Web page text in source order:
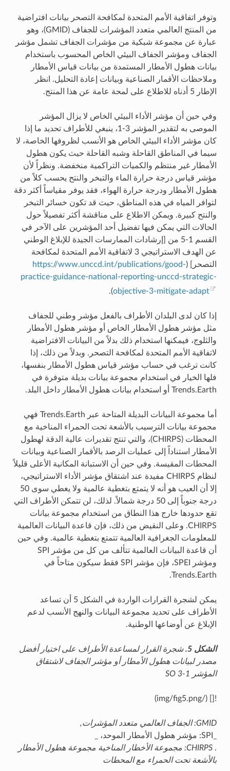
وتوفر اتفاقية الأمم المتحدة لمكافحة التصحر بيانات افتراضية
من المنتج العالمي متعدد المؤشرات للجفاف (GMID)، وهو
عبارة عن مجموعة شبكية من مؤشرات الجفاف تشمل مؤشر
الجفاف ومؤشر الجفاف البيئي الخاص المحسوب باستخدام
بيانات هطول الأمطار المستمدة من بيانات قياس الأمطار
وملاحظات الأقمار الصناعية وبيانات إعادة التحليل. انظر
الإطار 5 أدناه للاطلاع على لمحة عامة عن هذا المنتج.
وفي حين أن مؤشر الأداء البيئي الخاص لا يزال المؤشر
الموصى به لتقدير المؤشر 3-1، ينبغي للأطراف تحديد ما إذا
كان مؤشر الأداء البيئي الخاص هو الأنسب لظروفها الخاصة، لا
سيما في المناطق القاحلة وشبه القاحلة حيث يكون هطول
الأمطار غير منتظم والكميات التراكمية منخفضة. ونظراً لأن
مؤشر قياس درجة حرارة الماء والتبخر والنتح يحسب كلاً من
هطول الأمطار ودرجة حرارة الهواء، فقد يوفر مقياساً أكثر دقة
لتوافر المياه في هذه المناطق، حيث قد تكون خسائر التبخر
والنتح كبيرة. ويمكن الاطلاع على مناقشة أكثر تفصيلاً حول
الحالات التي يمكن فيها تفضيل أحد المؤشرين على الآخر في
القسم 1-5 من [إرشادات الممارسات الجيدة للإبلاغ الوطني
عن الهدف الاستراتيجي 3 لاتفاقية الأمم المتحدة لمكافحة
التصحر] (https://www.unccd.int/publications/good-
practice-guidance-national-reporting-unccd-strategic-
objective-3-mitigate-adapt
).
إذا كان لدى البلدان الأطراف بالفعل مؤشر وطني للجفاف
مثل مؤشر هطول الأمطار الخاص أو مؤشر هطول الأمطار
والثلوج، فيمكنها استخدام ذلك بدلاً من البيانات الافتراضية
لاتفاقية الأمم المتحدة لمكافحة التصحر. وبدلاً من ذلك، إذا
كانت ترغب في حساب مؤشر قياس هطول الأمطار بنفسها،
فلها الخيار في استخدام مجموعة بيانات بديلة متوفرة في
Trends.Earth أو استخدام بيانات هطول الأمطار داخل البلد.
أما مجموعة البيانات البديلة المتاحة عبر Trends.Earth فهي
مجموعة بيانات الترسيب بالأشعة تحت الحمراء المناخية مع
المحطات (CHIRPS)، والتي تنتج تقديرات عالية الدقة لهطول
الأمطار استناداً إلى عمليات الرصد بالأقمار الصناعية وبيانات
المحطات المقيسة. وفي حين أن الاستبانة المكانية الأعلى قليلاً
لنظام CHIRPS مفيدة عند اشتقاق مؤشر الأداء الاستراتيجي،
إلا أن العيب هو أنه لا يتمتع بتغطية عالمية ولا يغطي سوى 50
درجة جنوباً إلى 50 درجة شمالاً. لذلك، لن تتمكن الأطراف التي
تقع حدودها خارج هذا النطاق من استخدام مجموعة بيانات
CHIRPS. وعلى النقيض من ذلك، فإن قاعدة البيانات العالمية
للمعلومات الجغرافية العالمية تتمتع بتغطية عالمية. وفي حين
أن قاعدة البيانات العالمية تتألف من كل من مؤشر SPI
ومؤشر SPEI، فإن مؤشر SPI فقط سيكون متاحاً في
Trends.Earth.
يمكن لشجرة القرارات الواردة في الشكل 5 أن تساعد
الأطراف على تحديد مجموعة البيانات والنهج الأنسب لدعم
الإبلاغ عن أوضاعها الوطنية.
الشكل 5.
شجرة القرار لمساعدة الأطراف على اختيار أفضل
مصدر لبيانات هطول الأمطار أو مؤشر الجفاف لاشتقاق
المؤشر SO 3-1
![] (/img/fig5.png)
GMID: الجفاف العالمي متعدد المؤشرات,
.
CHIRPS: مجموعة الأخطار المناخية مجموعة هطول الأمطار
بالأشعة تحت الحمراء مع المحطات